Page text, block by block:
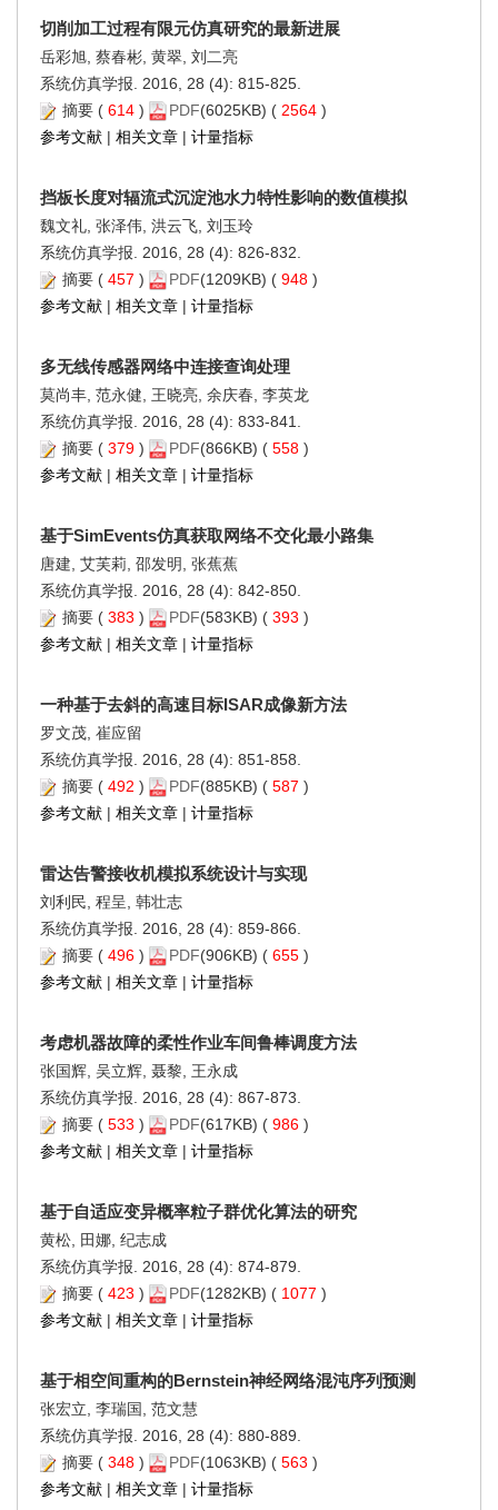
切削加工过程有限元仿真研究的最新进展
岳彩旭, 蔡春彬, 黄翠, 刘二亮
系统仿真学报. 2016, 28 (4): 815-825.
摘要 ( 614 ) PDF(6025KB) ( 2564 )
参考文献 | 相关文章 | 计量指标
挡板长度对辐流式沉淀池水力特性影响的数值模拟
魏文礼, 张泽伟, 洪云飞, 刘玉玲
系统仿真学报. 2016, 28 (4): 826-832.
摘要 ( 457 ) PDF(1209KB) ( 948 )
参考文献 | 相关文章 | 计量指标
多无线传感器网络中连接查询处理
莫尚丰, 范永健, 王晓亮, 余庆春, 李英龙
系统仿真学报. 2016, 28 (4): 833-841.
摘要 ( 379 ) PDF(866KB) ( 558 )
参考文献 | 相关文章 | 计量指标
基于SimEvents仿真获取网络不交化最小路集
唐建, 艾芙莉, 邵发明, 张蕉蕉
系统仿真学报. 2016, 28 (4): 842-850.
摘要 ( 383 ) PDF(583KB) ( 393 )
参考文献 | 相关文章 | 计量指标
一种基于去斜的高速目标ISAR成像新方法
罗文茂, 崔应留
系统仿真学报. 2016, 28 (4): 851-858.
摘要 ( 492 ) PDF(885KB) ( 587 )
参考文献 | 相关文章 | 计量指标
雷达告警接收机模拟系统设计与实现
刘利民, 程呈, 韩壮志
系统仿真学报. 2016, 28 (4): 859-866.
摘要 ( 496 ) PDF(906KB) ( 655 )
参考文献 | 相关文章 | 计量指标
考虑机器故障的柔性作业车间鲁棒调度方法
张国辉, 吴立辉, 聂黎, 王永成
系统仿真学报. 2016, 28 (4): 867-873.
摘要 ( 533 ) PDF(617KB) ( 986 )
参考文献 | 相关文章 | 计量指标
基于自适应变异概率粒子群优化算法的研究
黄松, 田娜, 纪志成
系统仿真学报. 2016, 28 (4): 874-879.
摘要 ( 423 ) PDF(1282KB) ( 1077 )
参考文献 | 相关文章 | 计量指标
基于相空间重构的Bernstein神经网络混沌序列预测
张宏立, 李瑞国, 范文慧
系统仿真学报. 2016, 28 (4): 880-889.
摘要 ( 348 ) PDF(1063KB) ( 563 )
参考文献 | 相关文章 | 计量指标